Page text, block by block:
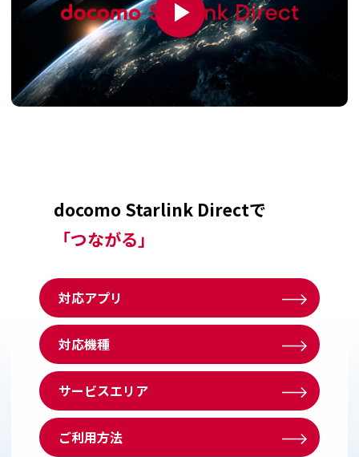
docomo Starlink Directで
「つながる」
対応アプリ
対応機種
サービスエリア
ご利用方法